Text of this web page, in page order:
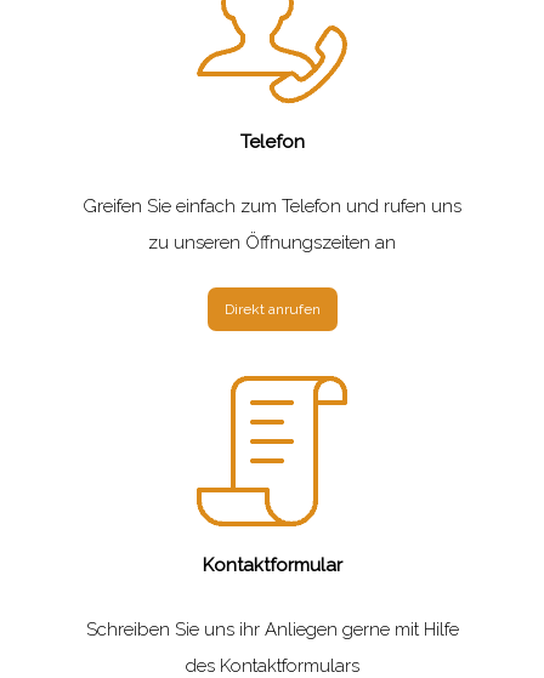
Telefon
Greifen Sie einfach zum Telefon und rufen uns
zu unseren Öffnungszeiten an
Direkt anrufen
Kontaktformular
Schreiben Sie uns ihr Anliegen gerne mit Hilfe
des Kontaktformulars